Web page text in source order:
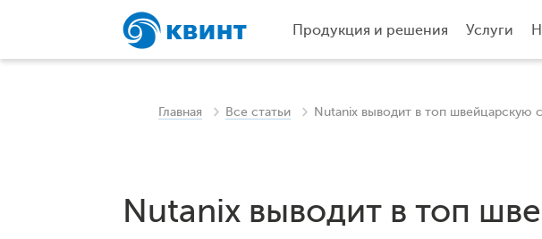
Продукция и решения Услуги
Главная Все статьи Nutanix выводит в топ швейцарскую
Nutanix выводит в топ